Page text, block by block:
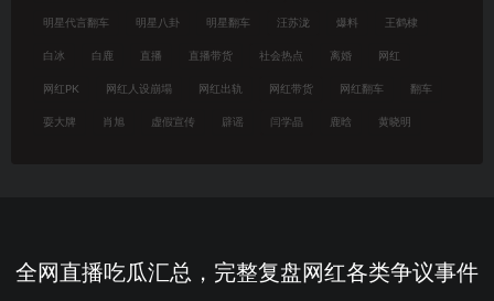
明星代言翻车 明星八卦 明星翻车 汪苏泷 爆料 王鹤棣
白冰 白鹿 直播 直播带货 社会热点 离婚 网红
网红PK 网红人设崩塌 网红出轨 网红带货 网红翻车 翻车
耍大牌 肖旭 虚假宣传 辟谣 闫学晶 鹿晗 黄晓明
全网直播吃瓜汇总，完整复盘网红各类争议事件